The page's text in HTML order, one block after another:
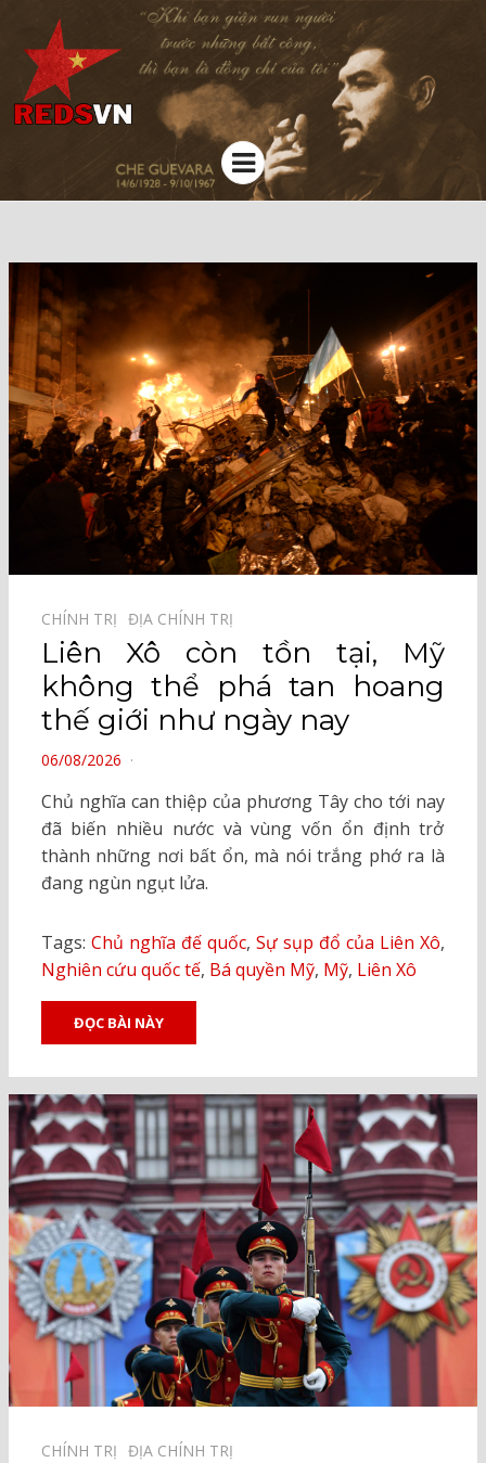
Kênh chia sẻ tri thức cộng đồng
Menu
CHÍNH TRỊ⠀ ĐỊA CHÍNH TRỊ⠀
Liên Xô còn tồn tại, Mỹ
không thể phá tan hoang
thế giới như ngày nay
POSTED
06/08/2026
Chủ nghĩa can thiệp của phương Tây cho tới nay
đã biến nhiều nước và vùng vốn ổn định trở
thành những nơi bất ổn, mà nói trắng phớ ra là
đang ngùn ngụt lửa.
Tags: Chủ nghĩa đế quốc, Sự sụp đổ của Liên Xô,
Nghiên cứu quốc tế, Bá quyền Mỹ, Mỹ, Liên Xô
ĐỌC BÀI NÀY
CHÍNH TRỊ⠀ ĐỊA CHÍNH TRỊ⠀